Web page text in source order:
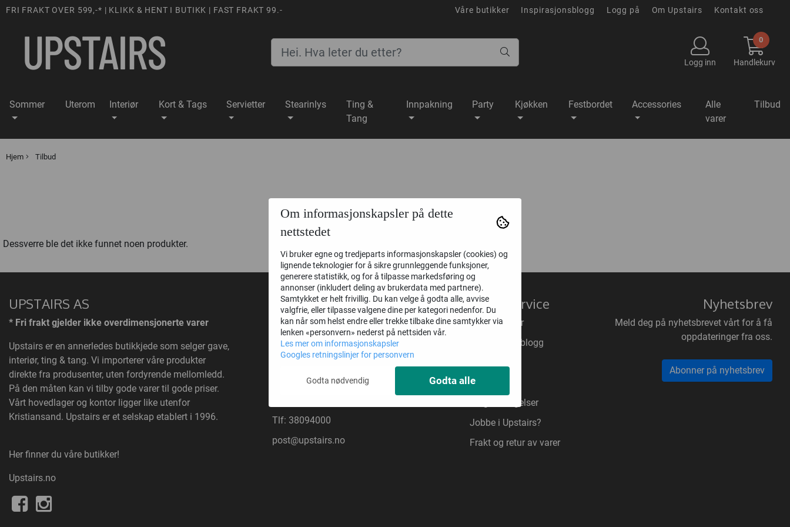
FRI FRAKT OVER 599,-* | KLIKK & HENT I BUTIKK | FAST FRAKT 99.- Våre butikker Inspirasjonsblogg Logg på Om Upstairs Kontakt oss
Logg inn
0
Handlekurv
Sommer Uterom Interiør Kort & Tags Servietter Stearinlys
Ting &
Tang
Innpakning Party Kjøkken Festbordet Accessories
Alle
varer
Tilbud
Hjem Tilbud
Tilbud
Dessverre ble det ikke funnet noen produkter.
UPSTAIRS AS
* Fri frakt gjelder ikke overdimensjonerte varer
Upstairs er en annerledes butikkjede som selger gave,
interiør, ting & tang. Vi importerer våre produkter
direkte fra produsenter, uten fordyrende mellomledd.
På den måten kan vi tilby gode varer til gode priser.
Vårt hovedlager og kontor ligger like utenfor
Kristiansand. Upstairs er et selskap etablert i 1996.
Her finner du våre butikker!
Upstairs.no
Om oss
UPSTAIRS AS
Rigedalen 17
4626 KRISTIANSAND
Tlf: 38094000
post@upstairs.no
Kundeservice
Våre butikker
Inspirasjonsblogg
Kontakt oss
Salgsbetingelser
Jobbe i Upstairs?
Frakt og retur av varer
Nyhetsbrev
Meld deg på nyhetsbrevet vårt for å få
oppdateringer fra oss.
Abonner på nyhetsbrev
Om informasjonskapsler på dette
nettstedet
Vi bruker egne og tredjeparts informasjonskapsler (cookies) og
lignende teknologier for å sikre grunnleggende funksjoner,
generere statistikk, og for å tilpasse markedsføring og
annonser (inkludert deling av brukerdata med partnere).
Samtykket er helt frivillig. Du kan velge å godta alle, avvise
valgfrie, eller tilpasse valgene dine per kategori nedenfor. Du
kan når som helst endre eller trekke tilbake dine samtykker via
lenken «personvern» nederst på nettsiden vår.
Les mer om informasjonskapsler
Googles retningslinjer for personvern
Godta nødvendig Godta alle